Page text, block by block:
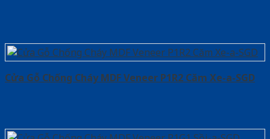
Cửa Gỗ Chống Cháy MDF Veneer P1R2 Căm Xe-a-SGD